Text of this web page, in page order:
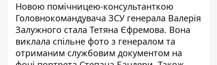
Новою помічницею-консультанткою
Головнокомандувача ЗСУ генерала Валерія
Залужного стала Тетяна Єфремова. Вона
виклала спільне фото з генералом та
отриманим службовим документом на